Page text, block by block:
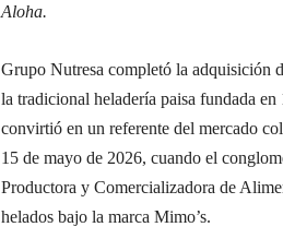
Aloha.
Grupo Nutresa completó la adquisición
la tradicional heladería paisa fundada
convirtió en un referente del mercado
15 de mayo de 2026, cuando el
Productora y Comercializadora de
helados bajo la marca Mimo’s.